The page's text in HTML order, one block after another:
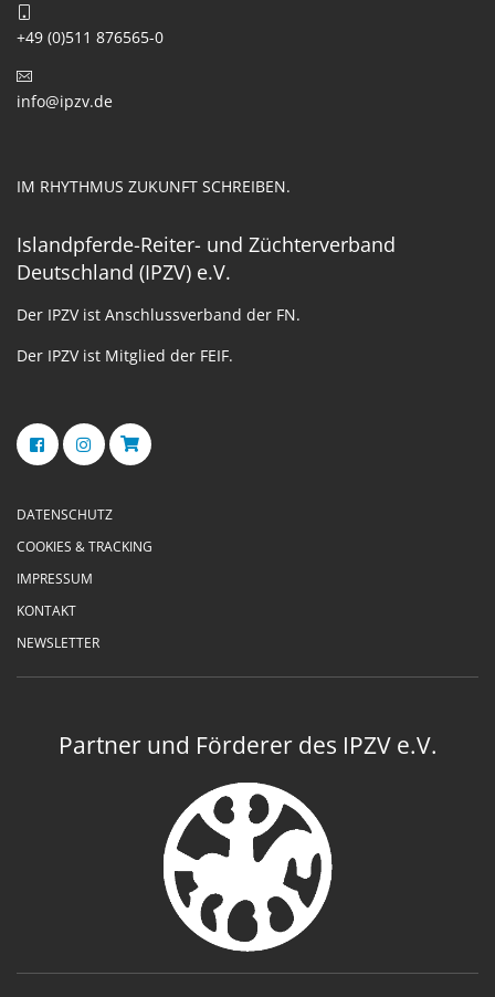
+49 (0)511 876565-0
info@ipzv.de
IM RHYTHMUS ZUKUNFT SCHREIBEN.
Islandpferde-Reiter- und Züchterverband
Deutschland (IPZV) e.V.
Der IPZV ist Anschlussverband der FN.
Der IPZV ist Mitglied der FEIF.
DATENSCHUTZ
COOKIES & TRACKING
IMPRESSUM
KONTAKT
NEWSLETTER
Partner und Förderer des IPZV e.V.